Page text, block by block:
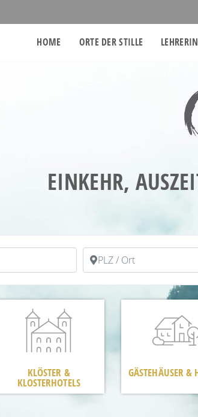
HOME ORTE DER STILLE
EINKEHR,
PLZ / Ort
KLÖSTER &
KLOSTERHOTELS
GÄSTEHÄUSER &